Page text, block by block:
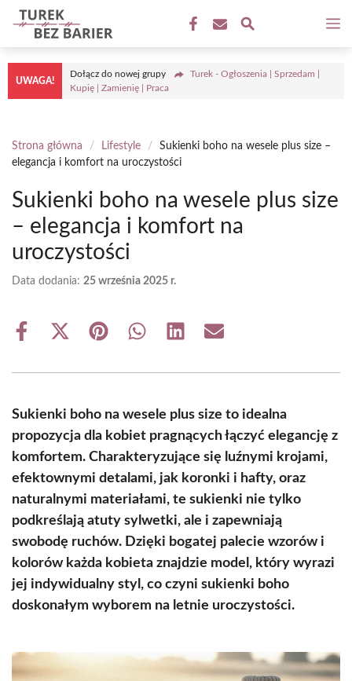
Przejdź
do
treści
UWAGA!
Dołącz do nowej grupy
Turek - Ogłoszenia | Sprzedam |
Kupię | Zamienię | Praca
Strona główna / Lifestyle /
Sukienki boho na wesele plus size –
elegancja i komfort na uroczystości
Sukienki boho na wesele plus size
– elegancja i komfort na
uroczystości
Data dodania: 25 września 2025 r.
Share
Share
(Twitter)
Share Share Share Share
Sukienki boho na wesele plus size to idealna
propozycja dla kobiet pragnących łączyć elegancję z
komfortem. Charakteryzujące się luźnymi krojami,
efektownymi detalami, jak koronki i hafty, oraz
naturalnymi materiałami, te sukienki nie tylko
podkreślają atuty sylwetki, ale i zapewniają
swobodę ruchów. Dzięki bogatej palecie wzorów i
kolorów każda kobieta znajdzie model, który wyrazi
jej indywidualny styl, co czyni sukienki boho
doskonałym wyborem na letnie uroczystości.